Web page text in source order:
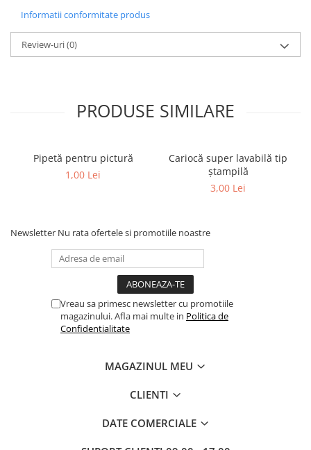
Informatii conformitate produs
Review-uri(0)
PRODUSE SIMILARE
Pipetă pentru pictură
1,00 Lei
Cariocă super lavabilă tip
ștampilă
3,00 Lei
Newsletter Nu rata ofertele si promotiile noastre
Vreau sa primesc newsletter cu promotiile
magazinului. Afla mai multe in Politica de
Confidentialitate
MAGAZINUL MEU
CLIENTI
DATE COMERCIALE